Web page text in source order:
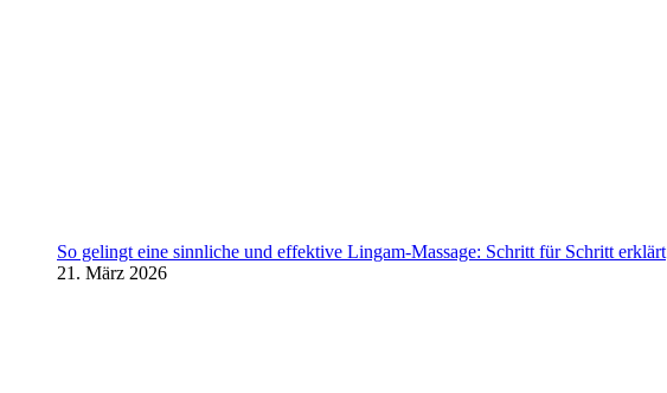
So gelingt eine sinnliche und effektive Lingam-Massage: Schritt für Schritt erklärt
21. März 2026